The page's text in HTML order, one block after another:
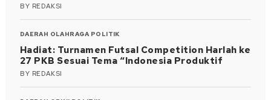
BY REDAKSI
DAERAH OLAHRAGA POLITIK
Hadiat: Turnamen Futsal Competition Harlah ke
27 PKB Sesuai Tema “Indonesia Produktif
BY REDAKSI